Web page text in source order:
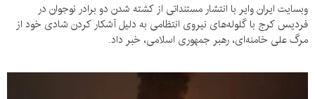
وبسایت ایران وایر با انتشار مستنداتی از کشته شدن دو برادر نوجوان در
فردیس کرج با گلوله‌های نیروی انتظامی به دلیل آشکار کردن شادی خود از
مرگ علی خامنه‌ای، رهبر جمهوری اسلامی، خبر داد.